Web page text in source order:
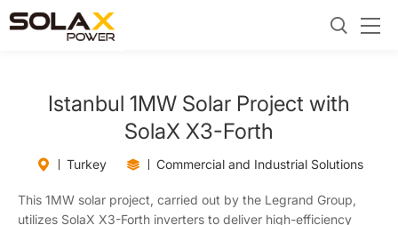
Istanbul 1MW Solar Project with
SolaX X3-Forth
Turkey Commercial and Industrial Solutions
This 1MW solar project, carried out by the Legrand Group,
utilizes SolaX X3-Forth inverters to deliver high-efficiency